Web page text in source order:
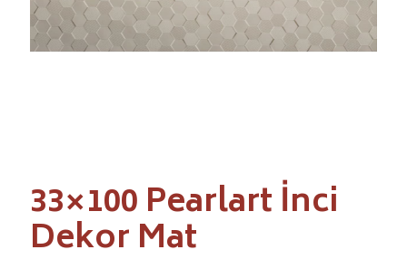
33×100 Pearlart İnci
Dekor Mat